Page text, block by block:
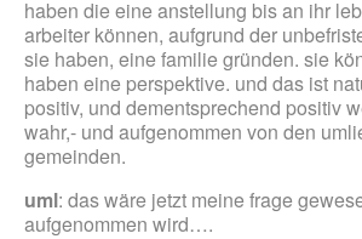
haben die eine anstellung bis an ihr
arbeiter können, aufgrund der
sie haben, eine familie gründen. sie
haben eine perspektive. und das ist
positiv, und dementsprechend positiv
wahr,- und aufgenommen von den
gemeinden.
uml: das wäre jetzt meine frage
aufgenommen wird….